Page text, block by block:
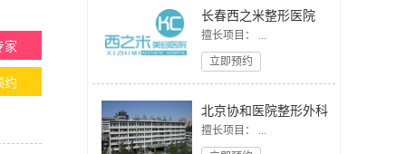
家
约
长春西之米整形医院
擅长项目： ...
立即预约
北京协和医院整形外科
擅长项目： ...